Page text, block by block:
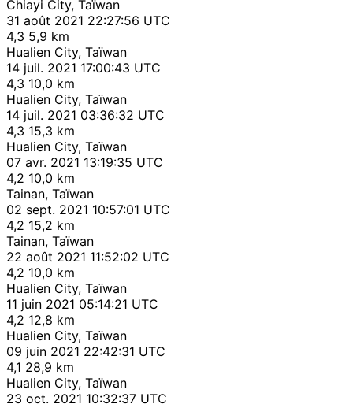
Chiayi City, Taïwan
31 août 2021 22:27:56 UTC
4,3 5,9 km
Hualien City, Taïwan
14 juil. 2021 17:00:43 UTC
4,3 10,0 km
Hualien City, Taïwan
14 juil. 2021 03:36:32 UTC
4,3 15,3 km
Hualien City, Taïwan
07 avr. 2021 13:19:35 UTC
4,2 10,0 km
Tainan, Taïwan
02 sept. 2021 10:57:01 UTC
4,2 15,2 km
Tainan, Taïwan
22 août 2021 11:52:02 UTC
4,2 10,0 km
Hualien City, Taïwan
11 juin 2021 05:14:21 UTC
4,2 12,8 km
Hualien City, Taïwan
09 juin 2021 22:42:31 UTC
4,1 28,9 km
Hualien City, Taïwan
23 oct. 2021 10:32:37 UTC